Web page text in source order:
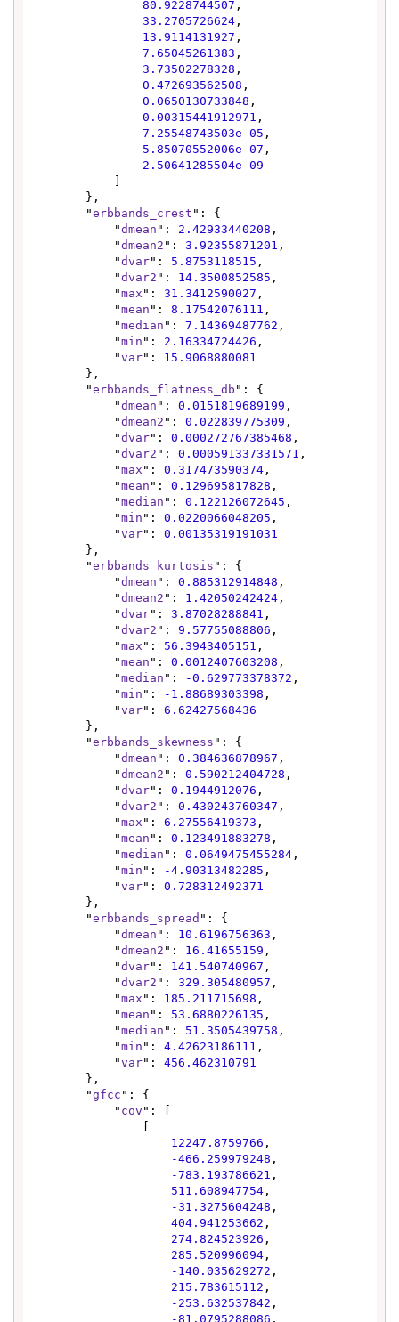
80.9228744507 ,
33.2705726624 ,
13.9114131927 ,
7.65045261383 ,
3.73502278328 ,
0.472693562508 ,
0.0650130733848 ,
0.00315441912971 ,
7.25548743503e-05 ,
5.85070552006e-07 ,
2.50641285504e-09
        "
erbbands_crest ": {
            "
dmean ": 2.42933440208 ,
            "
dmean2 ": 3.92355871201 ,
            "
dvar": 5.8753118515 ,
            "
dvar2 ": 14.3500852585 ,
            "
max ": 31.3412590027 ,
            "
mean ": 8.17542076111 ,
            "
median ": 7.14369487762 ,
            "
min ": 2.16334724426 ,
            "
var": 15.9068880081
        "
erbbands_flatness_db ": {
            "
dmean ": 0.0151819689199 ,
            "
dmean2 ": 0.022839775309 ,
            "
dvar": 0.000272767385468 ,
            "
dvar2 ": 0.000591337331571 ,
            "
max ": 0.317473590374 ,
            "
mean ": 0.129695817828 ,
            "
median ": 0.122126072645 ,
            "
min ": 0.0220066048205 ,
            "
var": 0.00135319191031
        "
erbbands_kurtosis ": {
            "
dmean ": 0.885312914848 ,
            "
dmean2 ": 1.42050242424 ,
            "
dvar": 3.87028288841 ,
            "
dvar2 ": 9.57755088806 ,
            "
max ": 56.3943405151 ,
            "
mean ": 0.0012407603208 ,
            "
median ": -0.629773378372 ,
            "
min ": -1.88689303398 ,
            "
var": 6.62427568436
        "
erbbands_skewness ": {
            "
dmean ": 0.384636878967 ,
            "
dmean2 ": 0.590212404728 ,
            "
dvar": 0.1944912076 ,
            "
dvar2 ": 0.430243760347 ,
            "
max ": 6.27556419373 ,
            "
mean ": 0.123491883278 ,
            "
median ": 0.0649475455284 ,
            "
min ": -4.90313482285 ,
            "
var": 0.728312492371
        "
erbbands_spread ": {
            "
dmean ": 10.6196756363 ,
            "
dmean2 ": 16.41655159 ,
            "
dvar": 141.540740967 ,
            "
dvar2 ": 329.305480957 ,
            "
max ": 185.211715698 ,
            "
mean ": 53.6880226135 ,
            "
median ": 51.3505439758 ,
            "
min ": 4.42623186111 ,
            "
var": 456.462310791
        "
gfcc ": {
            "
cov ": [
12247.8759766 ,
-466.259979248 ,
-783.193786621 ,
511.608947754 ,
-31.3275604248 ,
404.941253662 ,
274.824523926 ,
285.520996094 ,
-140.035629272 ,
215.783615112 ,
-253.632537842 ,
-81.0795288086 ,